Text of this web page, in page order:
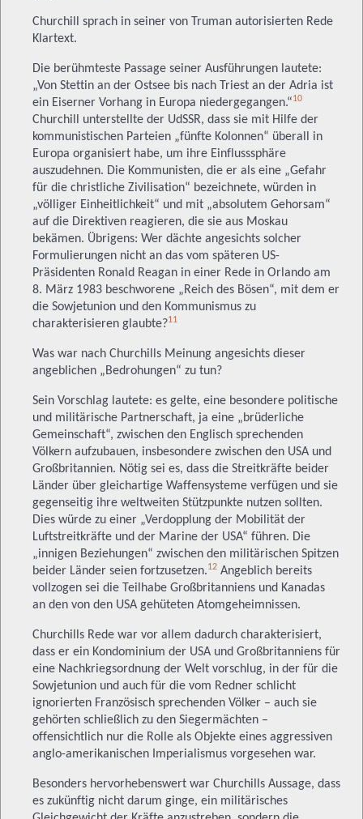
Churchill sprach in seiner von Truman autorisierten Rede
Klartext.
Die berühmteste Passage seiner Ausführungen lautete:
„Von Stettin an der Ostsee bis nach Triest an der Adria ist
ein Eiserner Vorhang in Europa niedergegangen.“10
Churchill unterstellte der UdSSR, dass sie mit Hilfe der
kommunistischen Parteien „fünfte Kolonnen“ überall in
Europa organisiert habe, um ihre Einflusssphäre
auszudehnen. Die Kommunisten, die er als eine „Gefahr
für die christliche Zivilisation“ bezeichnete, würden in
„völliger Einheitlichkeit“ und mit „absolutem Gehorsam“
auf die Direktiven reagieren, die sie aus Moskau
bekämen. Übrigens: Wer dächte angesichts solcher
Formulierungen nicht an das vom späteren US-
Präsidenten Ronald Reagan in einer Rede in Orlando am
8. März 1983 beschworene „Reich des Bösen“, mit dem er
die Sowjetunion und den Kommunismus zu
charakterisieren glaubte?11
Was war nach Churchills Meinung angesichts dieser
angeblichen „Bedrohungen“ zu tun?
Sein Vorschlag lautete: es gelte, eine besondere politische
und militärische Partnerschaft, ja eine „brüderliche
Gemeinschaft“, zwischen den Englisch sprechenden
Völkern aufzubauen, insbesondere zwischen den USA und
Großbritannien. Nötig sei es, dass die Streitkräfte beider
Länder über gleichartige Waffensysteme verfügen und sie
gegenseitig ihre weltweiten Stützpunkte nutzen sollten.
Dies würde zu einer „Verdopplung der Mobilität der
Luftstreitkräfte und der Marine der USA“ führen. Die
„innigen Beziehungen“ zwischen den militärischen Spitzen
beider Länder seien fortzusetzen.12 Angeblich bereits
vollzogen sei die Teilhabe Großbritanniens und Kanadas
an den von den USA gehüteten Atomgeheimnissen.
Churchills Rede war vor allem dadurch charakterisiert,
dass er ein Kondominium der USA und Großbritanniens für
eine Nachkriegsordnung der Welt vorschlug, in der für die
Sowjetunion und auch für die vom Redner schlicht
ignorierten Französisch sprechenden Völker – auch sie
gehörten schließlich zu den Siegermächten –
offensichtlich nur die Rolle als Objekte eines aggressiven
anglo-amerikanischen Imperialismus vorgesehen war.
Besonders hervorhebenswert war Churchills Aussage, dass
es zukünftig nicht darum ginge, ein militärisches